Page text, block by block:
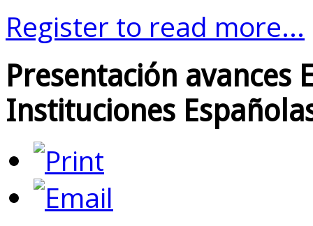
Register to read more...
Presentación avances
Instituciones